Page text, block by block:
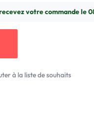
votre commande le